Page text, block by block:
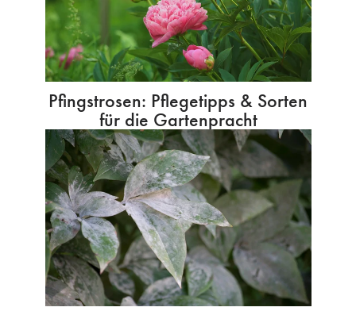
Pfingstrosen: Pflegetipps & Sorten
für die Gartenpracht